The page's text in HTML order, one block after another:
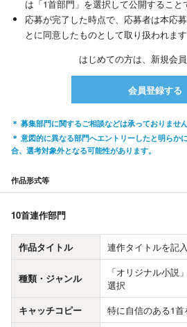
は「1首部門」を選択して公開すること
応募が完了した時点で、応募者は本応
とに同意したものとして取り扱われます
はじめての方は、新規会
会員登録する
募集部門に関するご相談などは承っておりません
意図的に異なる部門へエントリーしたと明らか
合、選考対象外となる可能性があります。
作品形式等
10首連作部門
作品タイトル 連作タイトルを記入
種類・ジャンル
「オリジナル小説
選択
キャッチコピー
特に自信のある1首